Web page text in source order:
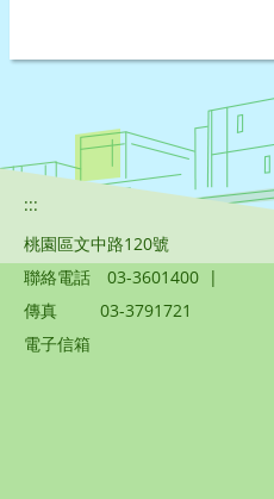
:::
桃園區文中路120號
聯絡電話
03-3601400 |
傳真
03-3791721
電子信箱